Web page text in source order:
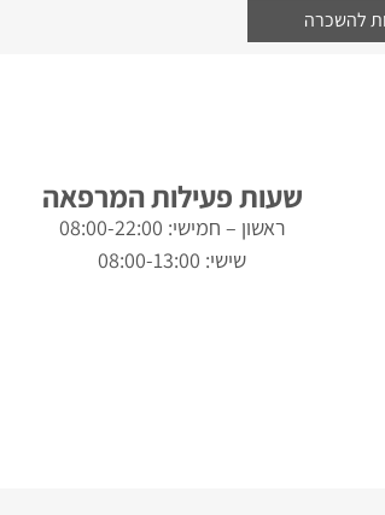
להשכרה
שעות פעילות המרפאה
ראשון – חמישי: 08:00-22:00
שישי: 08:00-13:00